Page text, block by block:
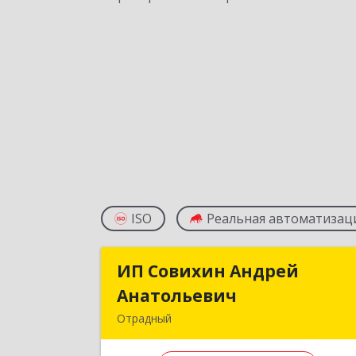
ISO Реальная
ИП Совихин Андрей
Анатольевич
Отрадный
ИП Совихин Андрей